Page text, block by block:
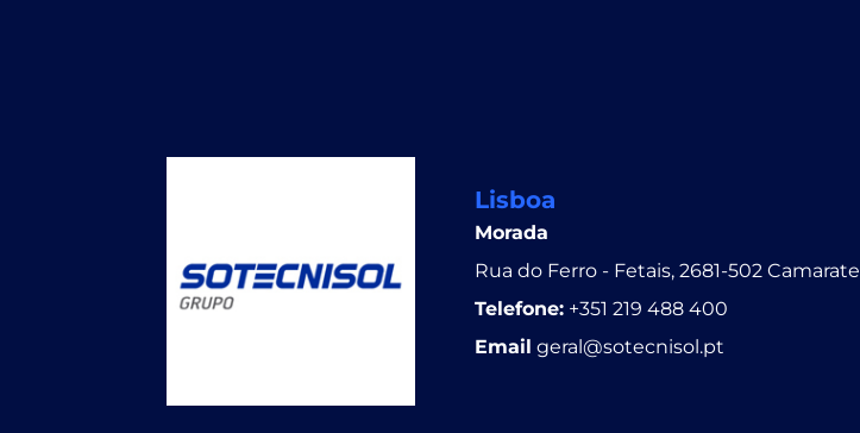
Lisboa
Morada
Rua do Ferro - Fetais, 2681-502 Camarate
Telefone: +351 219 488 400
Email geral@sotecnisol.pt